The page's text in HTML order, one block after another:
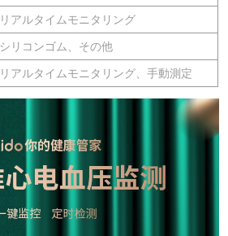
リアルタイムモニタリング
シリコンゴム、その他
リアルタイムモニタリング、手動測定